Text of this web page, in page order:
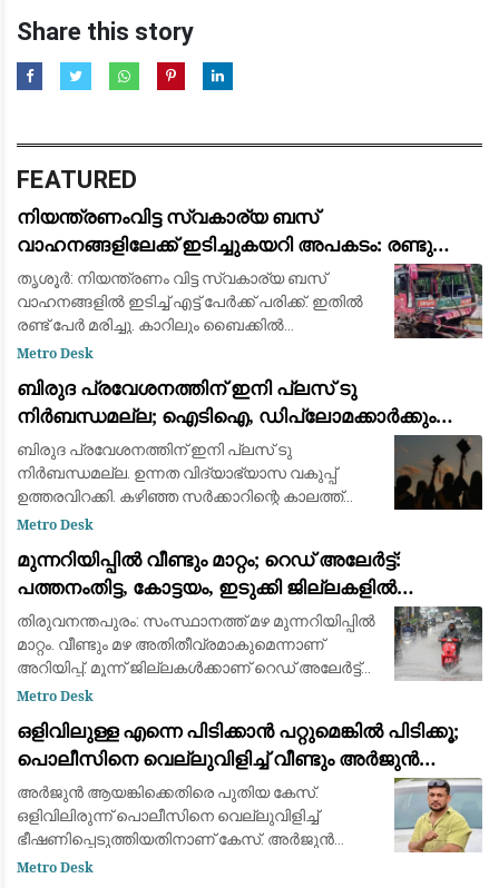
Share this story
FEATURED
നിയന്ത്രണംവിട്ട സ്വകാര്യ ബസ്
വാഹനങ്ങളിലേക്ക് ഇടിച്ചുകയറി അപകടം: രണ്ടു
മരണം, എട്ട് പേർക്ക് പരിക്ക്
തൃശൂര്‍: നിയന്ത്രണം വിട്ട സ്വകാര്യ ബസ്
വാഹനങ്ങളില്‍ ഇടിച്ച് എട്ട് പേര്‍ക്ക് പരിക്ക്. ഇതില്‍
രണ്ട് പേർ മരിച്ചു. കാറിലും ബൈക്കിൽ
സഞ്ചരിച്ചവരാണ് മരച്ചത്. ബസ് അമിത
Metro Desk
ബിരുദ പ്രവേശനത്തിന് ഇനി പ്ലസ് ടു
നിർബന്ധമല്ല; ഐടിഐ, ഡിപ്ലോമക്കാർക്കും
അവസരം നൽകി ഉന്നത വിദ്യാഭ്യാസ വകുപ്പ്
ഉത്തരവിറക്കി
ബിരുദ പ്രവേശനത്തിന് ഇനി പ്ലസ് ടു
നിർബന്ധമല്ല. ഉന്നത വിദ്യാഭ്യാസ വകുപ്പ്
ഉത്തരവിറക്കി. കഴിഞ്ഞ സർക്കാറിന്റെ കാലത്ത്
നൽകിയ പ്രൊപ്പോസലിനാണ് അംഗീകാരമായത്.
മറ്റു ഭാഷ കോ
Metro Desk
മുന്നറിയിപ്പില്‍ വീണ്ടും മാറ്റം; റെഡ് അലേർട്ട്:
പത്തനംതിട്ട, കോട്ടയം, ഇടുക്കി ജില്ലകളില്‍
അതിതീവ്രമാകും
തിരുവനന്തപുരം: സംസ്ഥാനത്ത് മഴ മുന്നറിയിപ്പില്‍
മാറ്റം. വീണ്ടും മഴ അതിതീവ്രമാകുമെന്നാണ്
അറിയിപ്പ്. മൂന്ന് ജില്ലകള്‍ക്കാണ് റെഡ് അലേര്‍ട്ട്
നല്‍കിയിരിക്കുന്നത്. പത്തനംതിട്ട, കോട്ടയം, ഇടുക്കി
Metro Desk
ഒളിവിലുള്ള എന്നെ പിടിക്കാൻ പറ്റുമെങ്കിൽ പിടിക്കൂ;
പൊലീസിനെ വെല്ലുവിളിച്ച് വീണ്ടും അർജുൻ
ആയങ്കി
അർജുൻ ആയങ്കിക്കെതിരെ പുതിയ കേസ്.
ഒളിവിലിരുന്ന് പൊലീസിനെ വെല്ലുവിളിച്ച്
ഭീഷണിപ്പെടുത്തിയതിനാണ് കേസ്. അർജുൻ
ആയ്യങ്കിക്കെതിരെ ഊന്നുകൽ പൊലീസ്
Metro Desk